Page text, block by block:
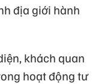
địa giới hành
khách quan
hoạt động tư